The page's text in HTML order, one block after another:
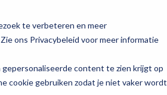
te verbeteren en meer
ons Privacybeleid voor meer informatie
content te zien krijgt op
cookie gebruiken zodat je niet vaker wordt